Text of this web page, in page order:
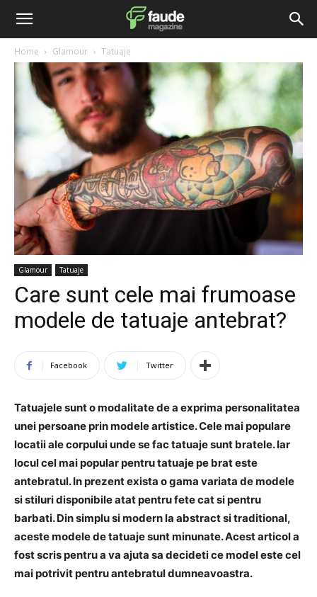
Home Glamour Tatuaje
Glamour Tatuaje
Care sunt cele mai frumoase
modele de tatuaje antebrat?
Facebook Twitter
Tatuajele sunt o modalitate de a exprima personalitatea
unei persoane prin modele artistice. Cele mai populare
locatii ale corpului unde se fac tatuaje sunt bratele. Iar
locul cel mai popular pentru tatuaje pe brat este
antebratul. In prezent exista o gama variata de modele
si stiluri disponibile atat pentru fete cat si pentru
barbati. Din simplu si modern la abstract si traditional,
aceste modele de tatuaje sunt minunate. Acest articol a
fost scris pentru a va ajuta sa decideti ce model este cel
mai potrivit pentru antebratul dumneavoastra.